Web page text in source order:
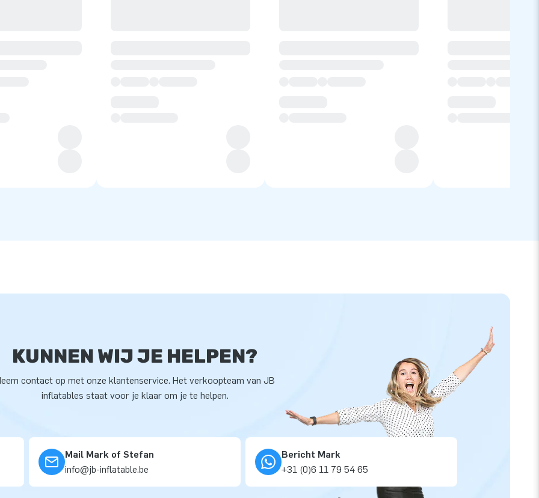
KUNNEN WIJ JE HELPEN?
contact op met onze klantenservice. Het verkoopteam van JB
inflatables staat voor je klaar om je te helpen.
Mail Mark of Stefan
info@jb-inflatable.be
Bericht Mark
+31 (0)6 11 79 54 65